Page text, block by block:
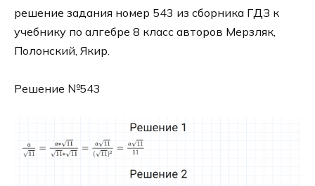
решение задания номер 543 из сборника ГДЗ к
учебнику по алгебре 8 класс авторов Мерзляк,
Полонский, Якир.
Решение №543